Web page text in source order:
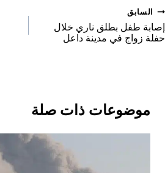
n
e
o
n
تصفّح
المقالات
السابق
إصابة طفل بطلق ناري خلال
حفلة زواج في مدينة داعل
موضوعات ذات صلة